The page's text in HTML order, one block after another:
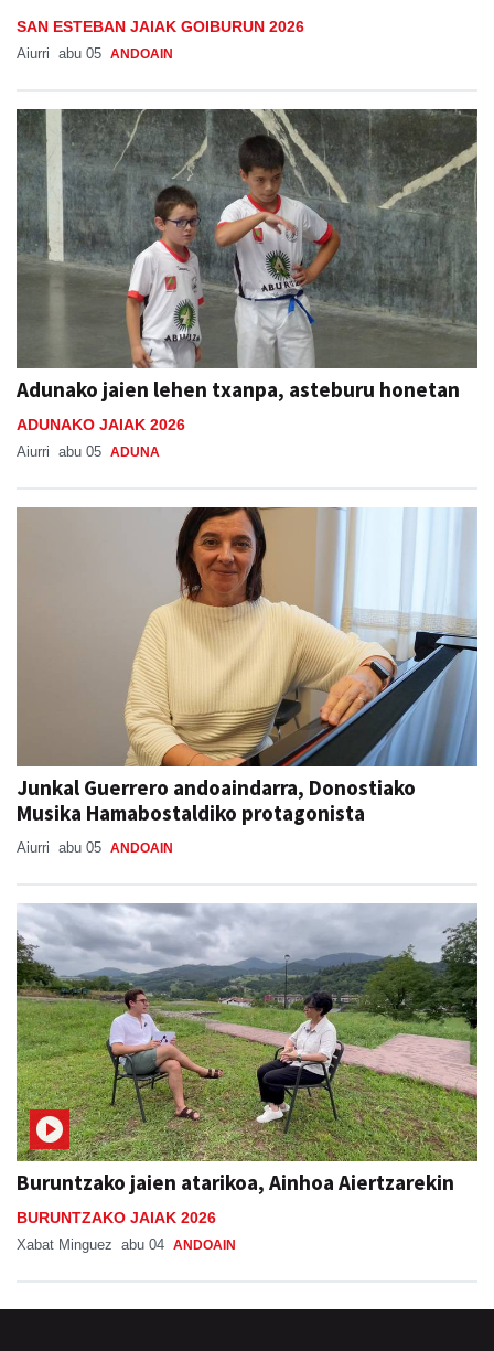
SAN ESTEBAN JAIAK GOIBURUN 2026
Aiurri abu 05 ANDOAIN
Adunako jaien lehen txanpa, asteburu honetan
ADUNAKO JAIAK 2026
Aiurri abu 05 ADUNA
Junkal Guerrero andoaindarra, Donostiako
Musika Hamabostaldiko protagonista
Aiurri abu 05 ANDOAIN
Buruntzako jaien atarikoa, Ainhoa Aiertzarekin
BURUNTZAKO JAIAK 2026
Xabat Minguez abu 04 ANDOAIN